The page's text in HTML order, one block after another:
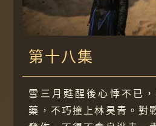
第十八集
雪三月甦醒後心悸不已
藥，不巧撞上林昊青。對